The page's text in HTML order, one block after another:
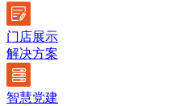
门店展示
解决方案
智慧党建